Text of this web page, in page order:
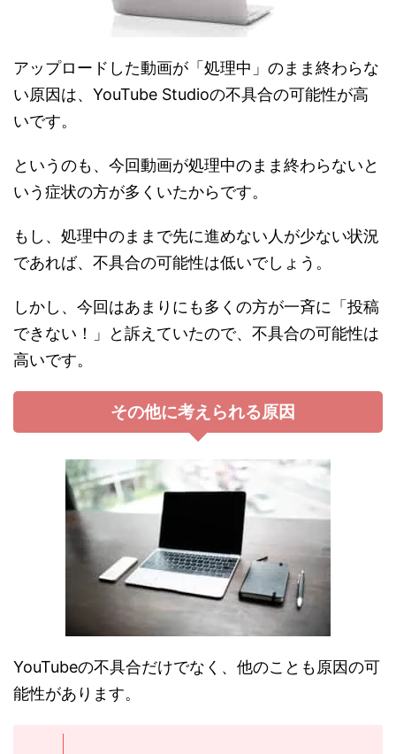
アップロードした動画が「処理中」のまま終わらな
い原因は、YouTube Studioの不具合の可能性が高
いです。
というのも、今回動画が処理中のまま終わらないと
いう症状の方が多くいたからです。
もし、処理中のままで先に進めない人が少ない状況
であれば、不具合の可能性は低いでしょう。
しかし、今回はあまりにも多くの方が一斉に「投稿
できない！」と訴えていたので、不具合の可能性は
高いです。
その他に考えられる原因
YouTubeの不具合だけでなく、他のことも原因の可
能性があります。